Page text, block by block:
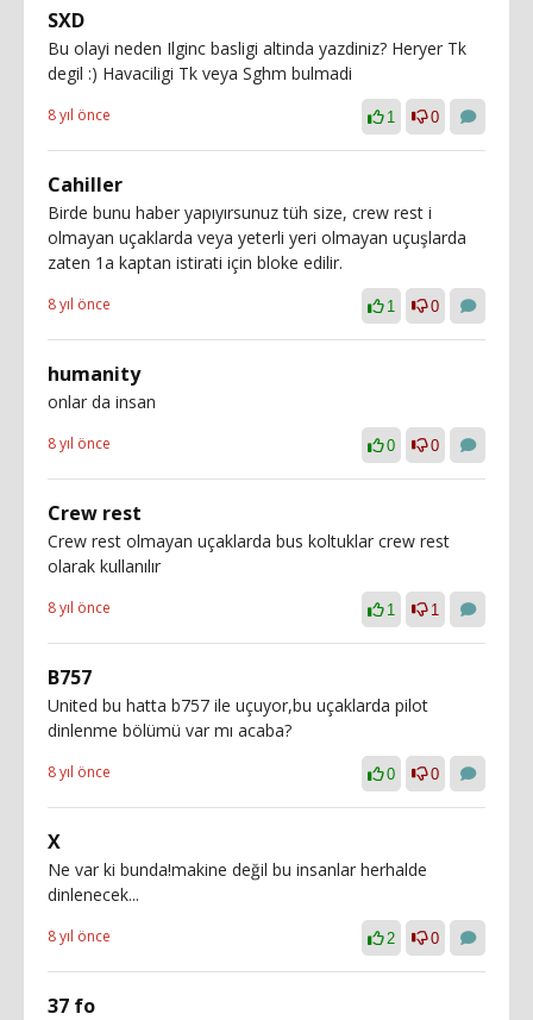
SXD
Bu olayi neden Ilginc basligi altinda yazdiniz? Heryer Tk
degil :) Havaciligi Tk veya Sghm bulmadi
8 yıl önce 1 0
Cahiller
Birde bunu haber yapıyırsunuz tüh size, crew rest i
olmayan uçaklarda veya yeterli yeri olmayan uçuşlarda
zaten 1a kaptan istirati için bloke edilir.
8 yıl önce 1 0
humanity
onlar da insan
8 yıl önce 0 0
Crew rest
Crew rest olmayan uçaklarda bus koltuklar crew rest
olarak kullanılır
8 yıl önce 1 1
B757
United bu hatta b757 ile uçuyor,bu uçaklarda pilot
dinlenme bölümü var mı acaba?
8 yıl önce 0 0
X
Ne var ki bunda!makine değil bu insanlar herhalde
dinlenecek...
8 yıl önce 2 0
37 fo